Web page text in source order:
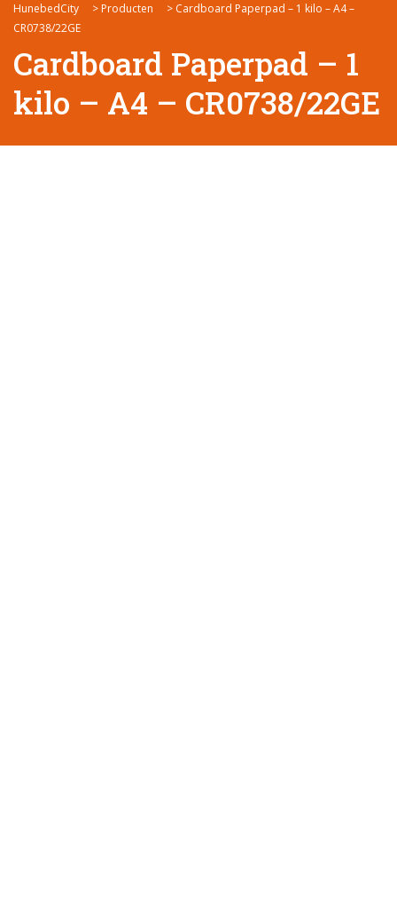
HunebedCity > Producten > Cardboard Paperpad – 1 kilo – A4 –
CR0738/22GE
Cardboard Paperpad – 1
kilo – A4 – CR0738/22GE